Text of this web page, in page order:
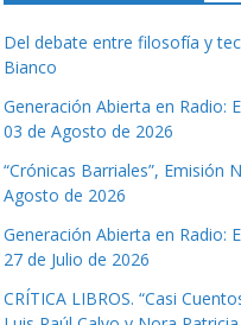
Del debate entre filosofía y
Bianco
Generación Abierta en Radio:
03 de Agosto de 2026
“Crónicas Barriales”, Emisión
Agosto de 2026
Generación Abierta en Radio:
27 de Julio de 2026
CRÍTICA LIBROS. “Casi